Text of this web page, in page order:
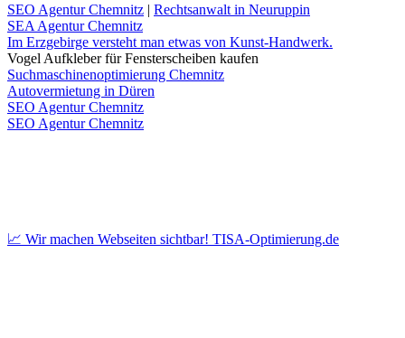
SEO Agentur Chemnitz | Rechtsanwalt in Neuruppin
SEA Agentur Chemnitz
Im Erzgebirge versteht man etwas von Kunst-Handwerk.
Vogel Aufkleber für Fensterscheiben kaufen
Suchmaschinenoptimierung Chemnitz
Autovermietung in Düren
SEO Agentur Chemnitz
SEO Agentur Chemnitz
📈 Wir machen Webseiten sichtbar! TISA-Optimierung.de